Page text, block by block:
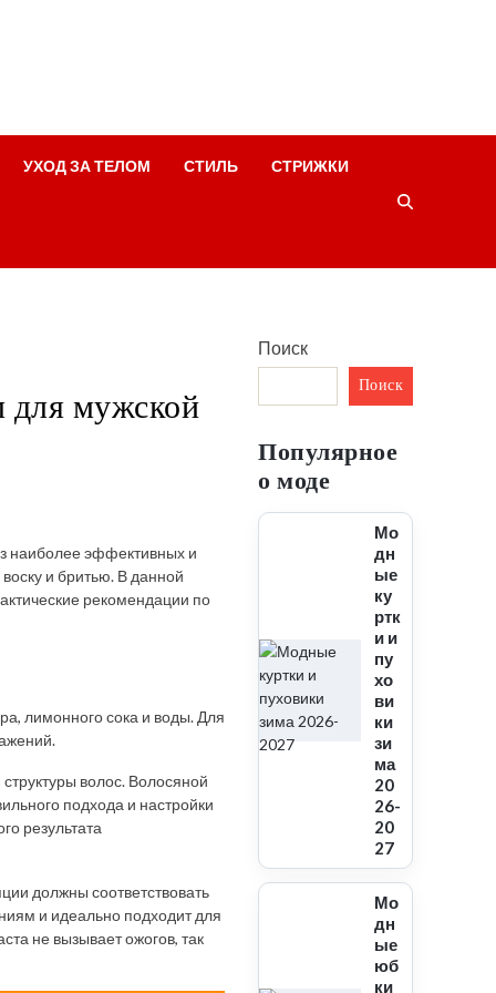
УХОД ЗА ТЕЛОМ СТИЛЬ СТРИЖКИ
для мужской
наиболее эффективных и
и бритью. В данной
рекомендации по
лимонного сока и воды. Для
волос. Волосяной
подхода и настройки
результата
должны соответствовать
и идеально подходит для
не вызывает ожогов, так
Поиск
Поиск
Популярное
о моде
Мо
дн
ые
ку
ртк
и и
пу
хо
ви
ки
зи
ма
20
26-
20
27
Мо
дн
ые
юб
ки